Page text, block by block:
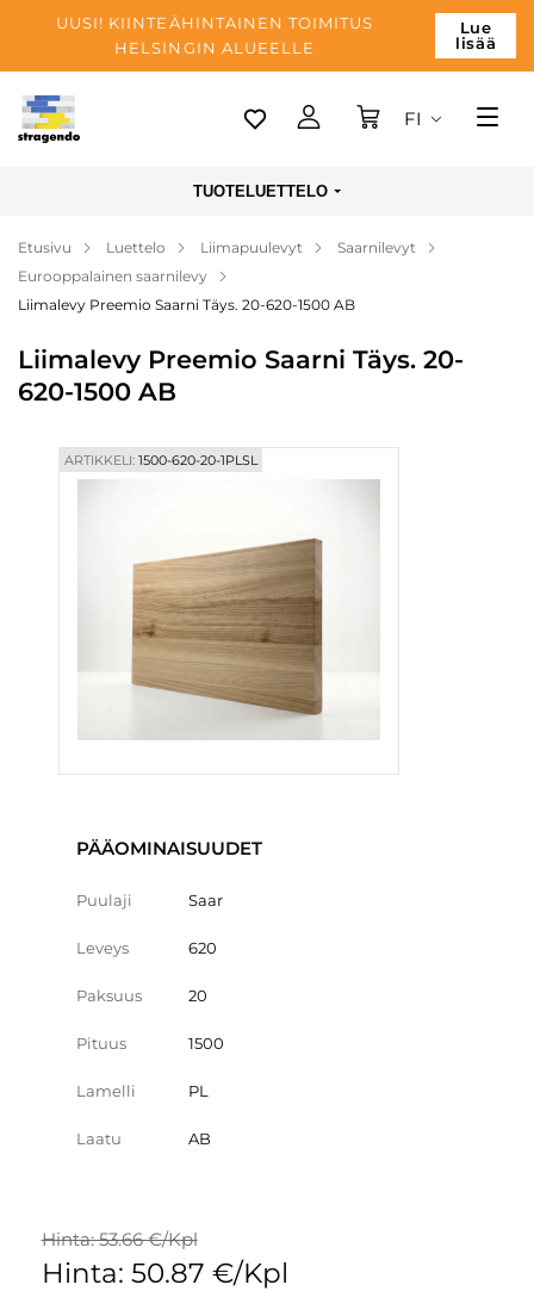
UUSI! KIINTEÄHINTAINEN TOIMITUS
HELSINGIN ALUEELLE
Lue
lisää
Tallinn
Maksu
Yrityksen
Blogi
Yhteystiedot
FI
TUOTELUETTELO
Etusivu Luettelo Liimapuulevyt
Saarnilevyt
Eurooppalainen saarnilevy
Liimalevy Preemio Saarni Täys. 20-620-1500 AB
Liimalevy Preemio Saarni Täys. 20-
620-1500 AB
ARTIKKELI:1500-620-20-1PLSL
PÄÄOMINAISUUDET
Puulaji Saar
Leveys 620
Paksuus 20
Pituus 1500
Lamelli PL
Laatu AB
Hinta: 53.66 €/Kpl
Hinta: 50.87 €/Kpl